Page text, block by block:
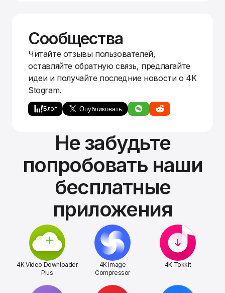
Сообщества
Читайте отзывы пользователей,
оставляйте обратную связь, предлагайте
идеи и получайте последние новости о 4K
Stogram.
Блог
Не забудьте
попробовать наши
бесплатные
приложения
4K Video Downloader
Plus
4K Image
Compressor
4K Tokkit